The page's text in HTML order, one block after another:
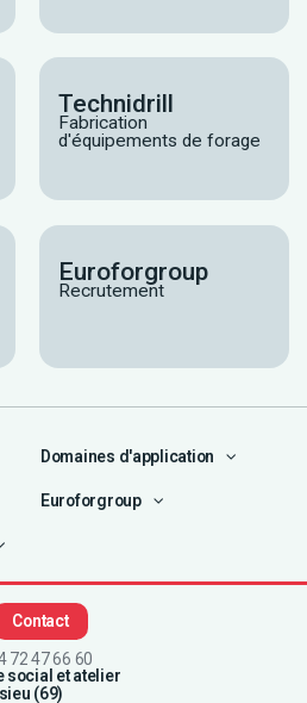
Technidrill
Fabrication
d'équipements de forage
Euroforgroup
Recrutement
Domaines d'application
Euroforgroup
Contact
72 47 66 60
social et atelier
(69)